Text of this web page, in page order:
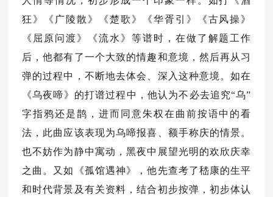
狂》《广陵散》《楚歌》《华胥引》《古风操》
《屈原问渡》《流水》等谱时，在做了解题工作
后，他都有了一个大致的情趣和意境，然后再从习
弹的过程中，不断地去体会、深入这种意境。如在
《乌夜啼》的打谱过程中，他认为不必去追究“乌”
字指鸦还是鹊，进而同意朱权在曲前按语中的看
法，此曲应该表现为乌啼报喜、额手称庆的情景。
也不妨作为静中寓动，黑夜中展望光明的欢欣庆幸
之曲。又如《孤馆遇神》，他先查考了嵇康的生平
和时代背景及有关资料，结合初步按弹，初步体认